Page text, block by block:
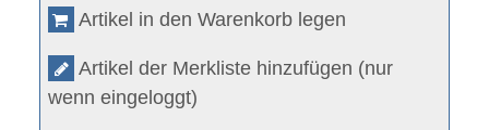
Artikel in den Warenkorb legen
Artikel der Merkliste hinzufügen (nur
wenn eingeloggt)